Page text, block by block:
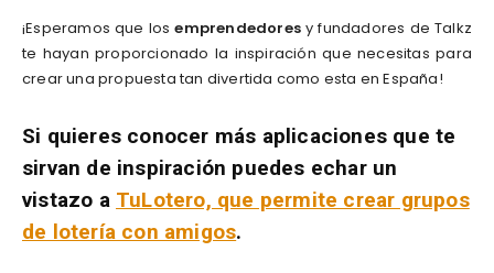
¡Esperamos que losemprendedores y fundadores de Talkz
te hayan proporcionado la inspiración que necesitas para
crear una propuesta tan divertida como esta en España!
Si quieres conocer más aplicaciones que te
sirvan de inspiración puedes echar un
vistazo a TuLotero, que permite crear grupos
de lotería con amigos.